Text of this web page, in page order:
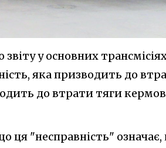
у основних
яка призводить до
до втрати тяги
ця "несправність"